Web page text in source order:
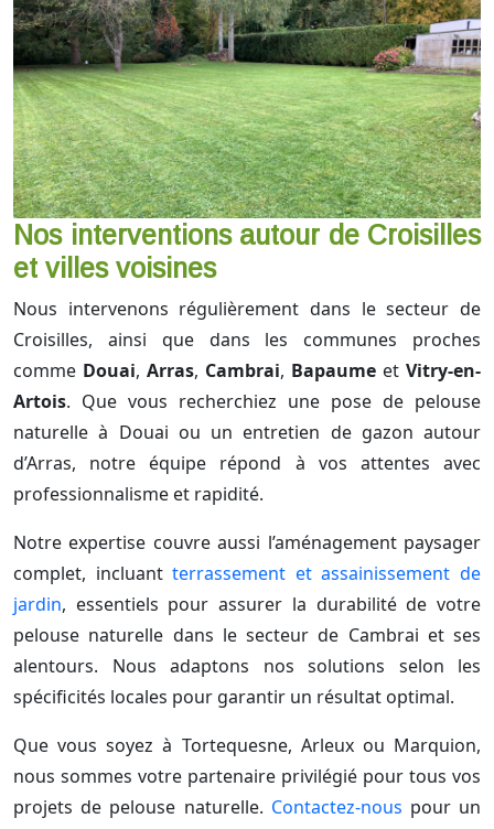
Nos interventions autour de Croisilles
et villes voisines
Nous intervenons régulièrement dans le secteur de
Croisilles, ainsi que dans les communes proches
comme Douai, Arras, Cambrai, Bapaume et Vitry-en-
Artois. Que vous recherchiez une pose de pelouse
naturelle à Douai ou un entretien de gazon autour
d’Arras, notre équipe répond à vos attentes avec
professionnalisme et rapidité.
Notre expertise couvre aussi l’aménagement paysager
complet, incluantterrassement et assainissement de
jardin, essentiels pour assurer la durabilité de votre
pelouse naturelle dans le secteur de Cambrai et ses
alentours. Nous adaptons nos solutions selon les
spécificités locales pour garantir un résultat optimal.
Que vous soyez à Tortequesne, Arleux ou Marquion,
nous sommes votre partenaire privilégié pour tous vos
projets de pelouse naturelle. Contactez-nous pour un